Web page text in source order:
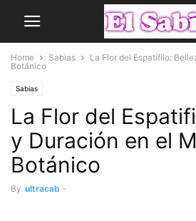
Home Sabias
La Flor del Espatifilo:
Botánico
Sabias
La Flor del
y Duración en el
Botánico
By ultracab -